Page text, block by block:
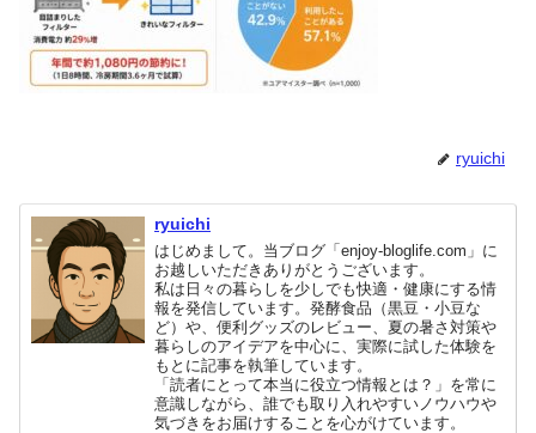
ryuichi
ryuichi
はじめまして。当ブログ「enjoy-bloglife.com」に
お越しいただきありがとうございます。
私は日々の暮らしを少しでも快適・健康にする情
報を発信しています。発酵食品（黒豆・小豆な
ど）や、便利グッズのレビュー、夏の暑さ対策や
暮らしのアイデアを中心に、実際に試した体験を
もとに記事を執筆しています。
「読者にとって本当に役立つ情報とは？」を常に
意識しながら、誰でも取り入れやすいノウハウや
気づきをお届けすることを心がけています。